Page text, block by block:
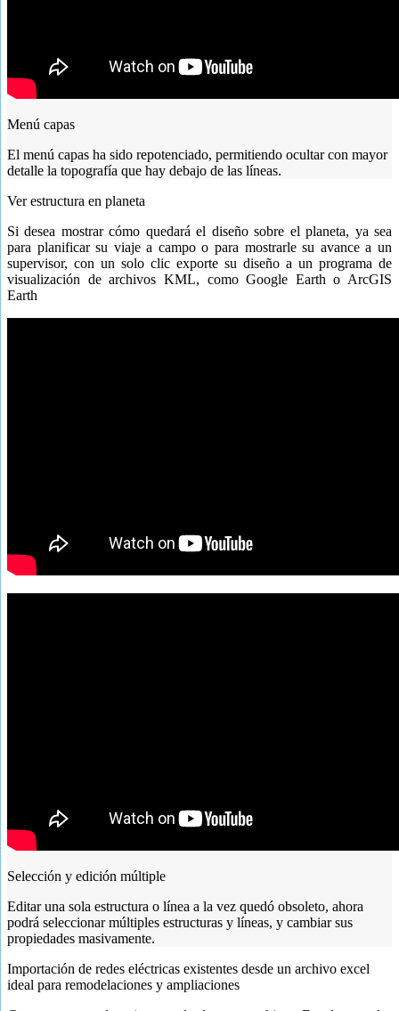
Menú capas
El menú capas ha sido repotenciado, permitiendo ocultar con mayor
detalle la topografía que hay debajo de las líneas.
Ver estructura en planeta
Si desea mostrar cómo quedará el diseño sobre el planeta, ya sea
para planificar su viaje a campo o para mostrarle su avance a un
supervisor, con un solo clic exporte su diseño a un programa de
visualización de archivos KML, como Google Earth o ArcGIS
Earth
Selección y edición múltiple
Editar una sola estructura o línea a la vez quedó obsoleto, ahora
podrá seleccionar múltiples estructuras y líneas, y cambiar sus
propiedades masivamente.
Importación de redes eléctricas existentes desde un archivo excel
ideal para remodelaciones y ampliaciones